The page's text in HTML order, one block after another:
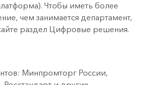
Чтобы иметь более
чем занимается департамент,
раздел Цифровые решения.
Минпромторг России,